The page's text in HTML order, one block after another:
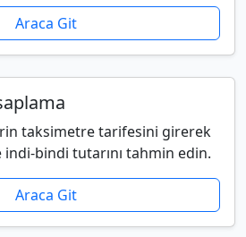
Araca Git
taksimetre tarifesini girerek
bindi tutarını tahmin edin.
Araca Git